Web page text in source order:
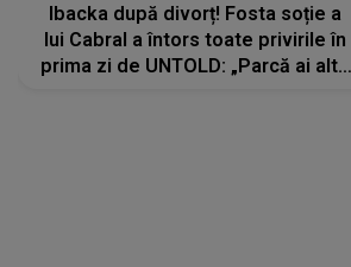
Ibacka după divorț! Fosta soție a
lui Cabral a întors toate privirile în
prima zi de UNTOLD: „Parcă ai altă